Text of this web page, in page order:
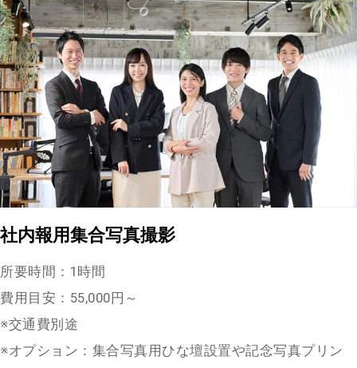
社内報用集合写真撮影
所要時間：1時間
費用目安：55,000円～
※交通費別途
※オプション：集合写真用ひな壇設置や記念写真プリン